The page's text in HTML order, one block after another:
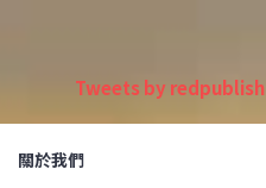
Tweets by redpublish
關於我們